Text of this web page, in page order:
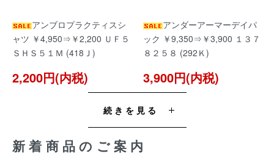
アンブロプラクティスシ
ャツ ￥4,950⇒￥2,200 ＵＦ５
ＳＨＳ５１Ｍ (418Ｊ)
2,200円(内税)
アンダーアーマーデイパ
ック ￥9,350⇒￥3,900 １３７
８２５８ (292Ｋ)
3,900円(内税)
続きを見る
新着商品のご案内